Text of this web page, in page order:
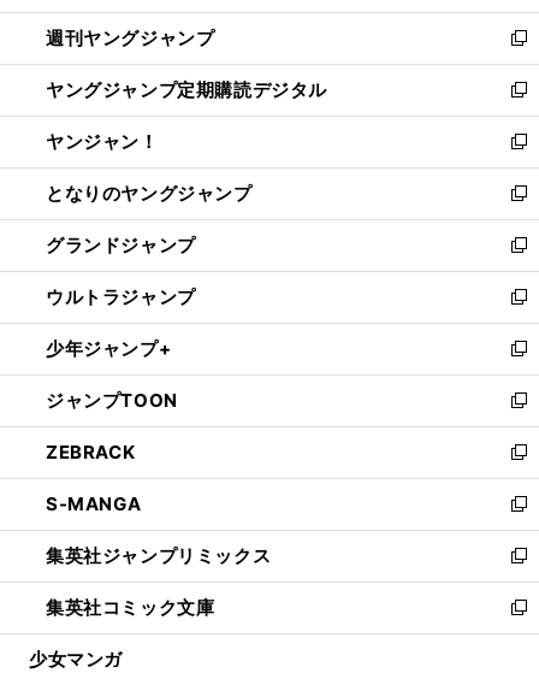
開
く
ウ
で
開
く
ン
ド
ウ
で
開
く
ウ
ィ
ン
ド
ウ
で
開
く
週刊ヤングジャンプ
新
し
い
ウ
ィ
ン
ド
ウ
で
開
く
ヤングジャンプ定期購読デジタル
新
し
い
ウ
ィ
ン
ド
ウ
で
開
く
ヤンジャン！
新
し
い
ウ
ィ
ン
ド
ウ
で
開
く
となりのヤングジャンプ
新
し
い
ウ
ィ
ン
ド
ウ
で
開
く
グランドジャンプ
新
し
い
ウ
ィ
ン
ド
ウ
で
開
く
ウルトラジャンプ
新
し
い
ウ
ィ
ン
ド
ウ
で
開
く
少年ジャンプ+
新
し
い
ウ
ィ
ン
ド
ウ
で
開
く
ジャンプTOON
新
し
い
ウ
ィ
ン
ド
ウ
で
開
ZEBRACK
新
し
い
ウ
ィ
ン
ド
ウ
S-MANGA
新
し
い
ウ
ィ
ン
集英社ジャンプリミックス
新
し
い
ウ
集英社コミック文庫
新
し
少女マンガ